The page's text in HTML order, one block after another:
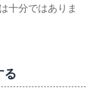
十分ではありま
る